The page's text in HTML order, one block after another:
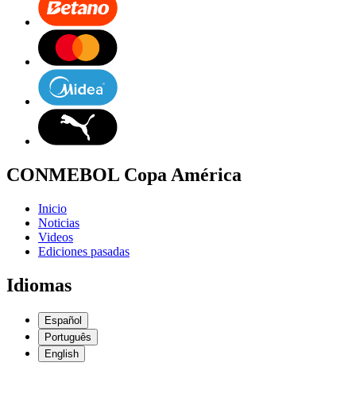
CONMEBOL Copa América
Inicio
Noticias
Videos
Ediciones pasadas
Idiomas
Español
Português
English